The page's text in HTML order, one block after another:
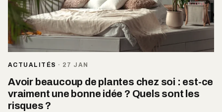
ACTUALITÉS · 27 JAN
Avoir beaucoup de plantes chez soi : est-ce
vraiment une bonne idée ? Quels sont les
risques ?